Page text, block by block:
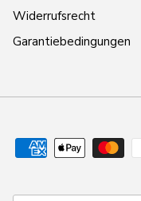
Widerrufsrecht
Garantiebedingungen